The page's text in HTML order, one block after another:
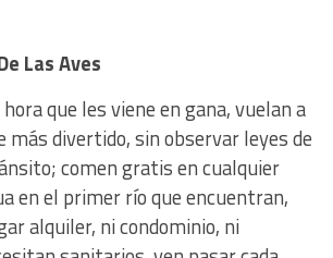
Las Aves
que les viene en gana, vuelan a
más divertido, sin observar leyes de
comen gratis en cualquier
en el primer río que encuentran,
alquiler, ni condominio, ni